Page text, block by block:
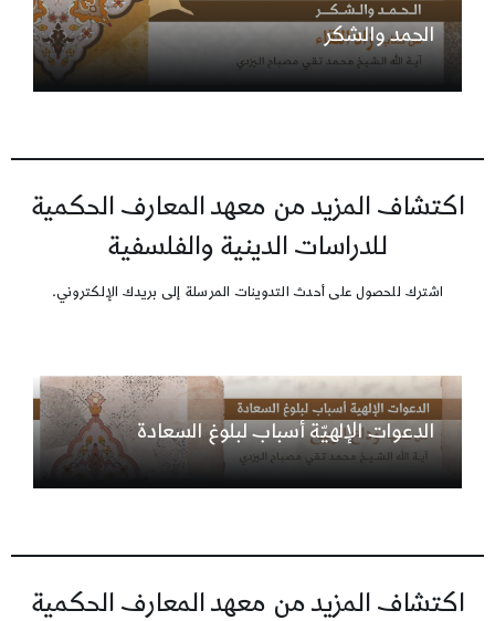
الحمد والشكر
اكتشاف المزيد من معهد المعارف الحكمية
للدراسات الدينية والفلسفية
اشترك للحصول على أحدث التدوينات المرسلة إلى بريدك الإلكتروني.
الدعوات الإلهيّة أسباب لبلوغ السعادة
اكتشاف المزيد من معهد المعارف الحكمية